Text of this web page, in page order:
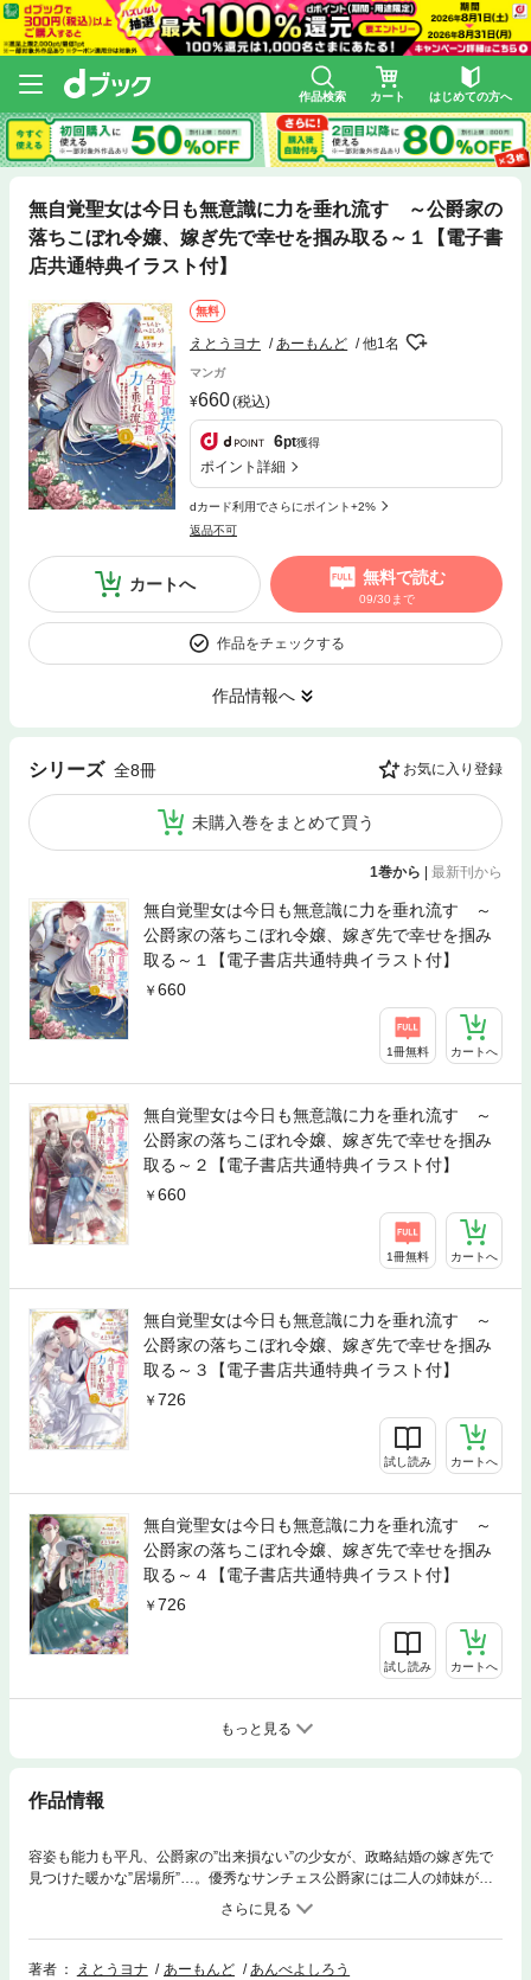
作品検索 カート はじめての方へ
無自覚聖女は今日も無意識に力を垂れ流す ～公爵家の
落ちこぼれ令嬢、嫁ぎ先で幸せを掴み取る～１【電子書
店共通特典イラスト付】
無料
えとうヨナ あーもんど 他1名
マンガ
660(税込)
6pt獲得
ポイント詳細
dカード利用でさらにポイント+2%
返品不可
カートへ 無料で読む
09/30まで
作品をチェックする
作品情報へ
シリーズ 全8冊 お気に入り登録
未購入巻をまとめて買う
1巻から 最新刊から
無自覚聖女は今日も無意識に力を垂れ流す ～
公爵家の落ちこぼれ令嬢、嫁ぎ先で幸せを掴み
取る～１【電子書店共通特典イラスト付】
660
1冊無料 カートへ
無自覚聖女は今日も無意識に力を垂れ流す ～
公爵家の落ちこぼれ令嬢、嫁ぎ先で幸せを掴み
取る～２【電子書店共通特典イラスト付】
660
1冊無料 カートへ
無自覚聖女は今日も無意識に力を垂れ流す ～
公爵家の落ちこぼれ令嬢、嫁ぎ先で幸せを掴み
取る～３【電子書店共通特典イラスト付】
726
試し読み カートへ
無自覚聖女は今日も無意識に力を垂れ流す ～
公爵家の落ちこぼれ令嬢、嫁ぎ先で幸せを掴み
取る～４【電子書店共通特典イラスト付】
726
試し読み カートへ
もっと見る
作品情報
容姿も能力も平凡、公爵家の”出来損ない”の少女が、政略結婚の嫁ぎ先で
見つけた暖かな”居場所”…。優秀なサンチェス公爵家には二人の姉妹がい
た。姉のフローラは才色兼備な聖女候補。妹のカロリーナは地味で才能も
ない落ちこぼれ……そんなカロリーナのもとに隣国との関係調整のため第
二皇子との縁談が舞い込む。ただし皇子は、野蛮で残酷無比と噂の人物。
「私でも役に立てるなら」と政略結婚を受け入れるカロリーナだったが、
著者 えとうヨナ あーもんど
あんべよしろう